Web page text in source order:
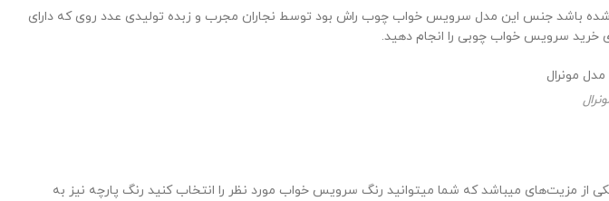
باشد جنس این مدل سرویس خواب چوب راش بود توسط نجاران مجرب و زبده تولیدی عدد روی که دارای
سرویس خواب چوبی را انجام دهید.
مزیت‌های میباشد که شما میتوانید رنگ سرویس خواب مورد نظر را انتخاب کنید رنگ پارچه نیز به